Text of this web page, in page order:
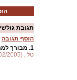
תגובת
הוסף תגובה
1. מבורך
טל , (11/02/2005)